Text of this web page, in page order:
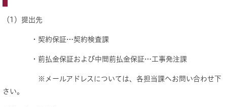
（1）提出先
・契約保証…契約検査課
・前払金保証および中間前払金保証…工事発注課
※メールアドレスについては、各担当課へお問い合わせ下
さい。